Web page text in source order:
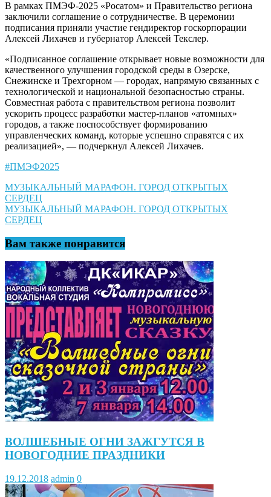
В рамках ПМЭФ-2025 «Росатом» и Правительство региона
заключили соглашение о сотрудничестве. В церемонии
подписания приняли участие гендиректор госкорпорации
Алексей Лихачев и губернатор Алексей Текслер.
«Подписанное соглашение открывает новые возможности для
качественного улучшения городской среды в Озерске,
Снежинске и Трехгорном — городах, напрямую связанных с
технологической и национальной безопасностью страны.
Совместная работа с правительством региона позволит
ускорить процесс разработки мастер-планов «атомных»
городов, а также поспособствует формированию
управленческих команд, которые успешно справятся с их
реализацией», — подчеркнул Алексей Лихачев.
#ПМЭФ2025
Навигация
по
записям
МУЗЫКАЛЬНЫЙ МАРАФОН. ГОРОД ОТКРЫТЫХ
СЕРДЕЦ
МУЗЫКАЛЬНЫЙ МАРАФОН. ГОРОД ОТКРЫТЫХ
СЕРДЕЦ
Вам также понравится
ВОЛШЕБНЫЕ ОГНИ ЗАЖГУТСЯ В
НОВОГОДНИЕ ПРАЗДНИКИ
19.12.2018 admin 0